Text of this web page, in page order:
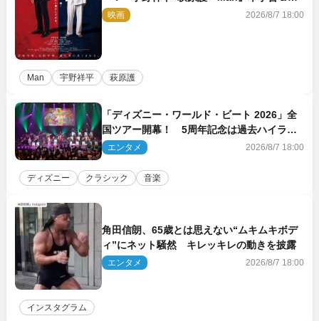
ビジュアル解禁
映画 2026/8/7 18:00
Man 宇野祥平 萩原護
「ディズニー・ワールド・ビート 2026」全
国ツアー開幕！ 5周年記念は過去ハイライ
ト＆クルーズ旅を大満喫！【潜入レポート】
エンタメ 2026/8/7 18:00
ディズニー クラシック 音楽
角田信朗、65歳とは思えない“ムキムキボデ
ィ”にネット騒然 キレッキレの動きを披露
エンタメ 2026/8/7 18:00
インスタグラム